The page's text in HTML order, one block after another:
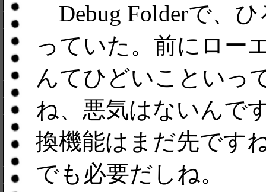
Debug Folderで、
っていた。前にロー
んてひどいこといっ
ね、悪気はないんで
換機能はまだ先です
でも必要だしね。